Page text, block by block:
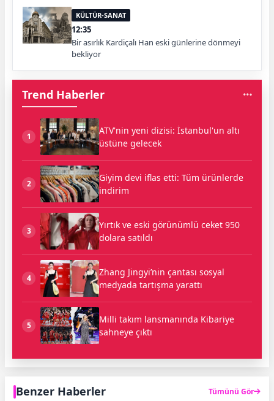
KÜLTÜR-SANAT
12:35
Bir asırlık Kardiçalı Han eski günlerine dönmeyi
bekliyor
Trend Haberler
1
ATV'nin yeni dizisi: İstanbul'un altı
üstüne gelecek
2
Giyim devi iflas etti: Tüm ürünlerde
indirim
3
Yırtık ve eski görünümlü ceket 950
dolara satıldı
4
Zhang Jingyi’nin çantası sosyal
medyada tartışma yarattı
5
Milli takım lansmanında Kibariye
sahneye çıktı
Benzer Haberler Tümünü Gör